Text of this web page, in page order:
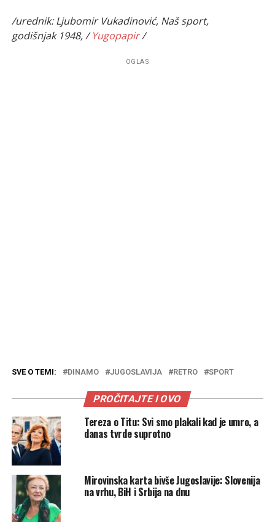
/urednik: Ljubomir Vukadinović, Naš sport,
godišnjak 1948, /Yugopapir/
OGLAS
SVE O TEMI: DINAMO JUGOSLAVIJA RETRO SPORT
PROČITAJTE I OVO
Tereza o Titu: Svi smo plakali kad je umro, a
danas tvrde suprotno
Mirovinska karta bivše Jugoslavije: Slovenija
na vrhu, BiH i Srbija na dnu